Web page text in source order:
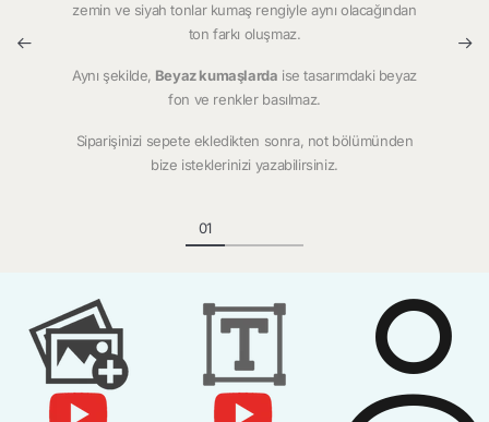
zemin ve siyah tonlar kumaş rengiyle aynı olacağından
ton farkı oluşmaz.
Aynı şekilde, Beyaz kumaşlarda ise tasarımdaki beyaz
fon ve renkler basılmaz.
Siparişinizi sepete ekledikten sonra, not bölümünden
bize isteklerinizi yazabilirsiniz.